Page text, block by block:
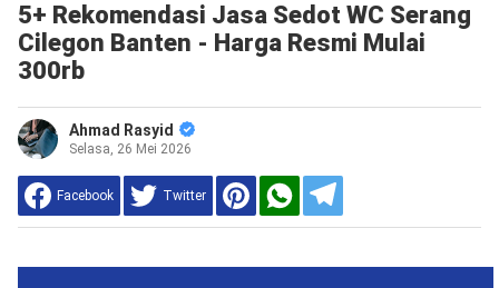
5+ Rekomendasi Jasa Sedot WC Serang
Cilegon Banten - Harga Resmi Mulai
300rb
Ahmad Rasyid
Selasa, 26 Mei 2026
Facebook Twitter